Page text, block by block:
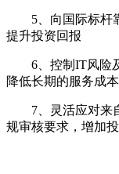
5 、向国际标
提升投资回报
6 、控制 IT风险
降低长期的服务成本
7 、灵活应对
规审核要求，增加